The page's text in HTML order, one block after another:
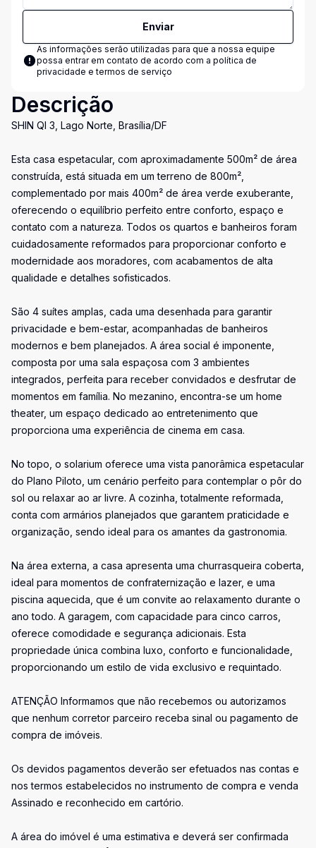
Enviar
As informações serão utilizadas para que a nossa equipe
possa entrar em contato de acordo com a política de
privacidade e termos de serviço
Descrição
SHIN QI 3, Lago Norte, Brasília/DF
Esta casa espetacular, com aproximadamente 500m² de área
construída, está situada em um terreno de 800m²,
complementado por mais 400m² de área verde exuberante,
oferecendo o equilíbrio perfeito entre conforto, espaço e
contato com a natureza. Todos os quartos e banheiros foram
cuidadosamente reformados para proporcionar conforto e
modernidade aos moradores, com acabamentos de alta
qualidade e detalhes sofisticados.
São 4 suítes amplas, cada uma desenhada para garantir
privacidade e bem-estar, acompanhadas de banheiros
modernos e bem planejados. A área social é imponente,
composta por uma sala espaçosa com 3 ambientes
integrados, perfeita para receber convidados e desfrutar de
momentos em família. No mezanino, encontra-se um home
theater, um espaço dedicado ao entretenimento que
proporciona uma experiência de cinema em casa.
No topo, o solarium oferece uma vista panorâmica espetacular
do Plano Piloto, um cenário perfeito para contemplar o pôr do
sol ou relaxar ao ar livre. A cozinha, totalmente reformada,
conta com armários planejados que garantem praticidade e
organização, sendo ideal para os amantes da gastronomia.
Na área externa, a casa apresenta uma churrasqueira coberta,
ideal para momentos de confraternização e lazer, e uma
piscina aquecida, que é um convite ao relaxamento durante o
ano todo. A garagem, com capacidade para cinco carros,
oferece comodidade e segurança adicionais. Esta
propriedade única combina luxo, conforto e funcionalidade,
proporcionando um estilo de vida exclusivo e requintado.
ATENÇÃO Informamos que não recebemos ou autorizamos
que nenhum corretor parceiro receba sinal ou pagamento de
compra de imóveis.
Os devidos pagamentos deverão ser efetuados nas contas e
nos termos estabelecidos no instrumento de compra e venda
Assinado e reconhecido em cartório.
A área do imóvel é uma estimativa e deverá ser confirmada